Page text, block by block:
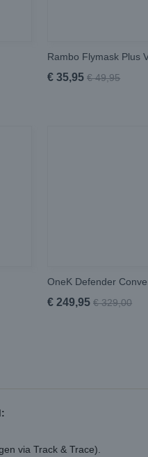
Rambo Flymask Plus
€ 35,95 € 49,95
OneK Defender
€ 249,95 € 329,00
via Track & Trace).